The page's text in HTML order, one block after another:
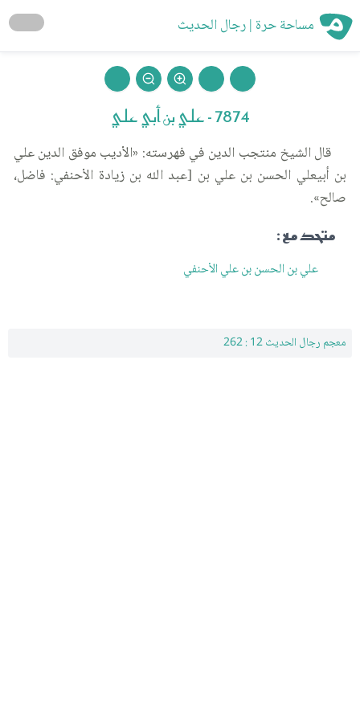
مساحة حرة | رجال الحديث
7874 - علي بن أبي علي
قال الشيخ منتجب الدين في فهرسته: «الأديب موفق الدين علي
بن أبيعلي الحسن بن علي بن [عبد الله بن زيادة الأحنفي: فاضل،
صالح».
متحد مع :
علي بن الحسن بن علي الأحنفي
معجم رجال الحديث 12 : 262